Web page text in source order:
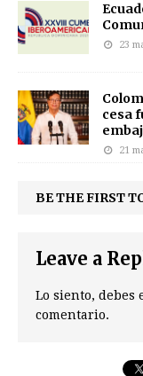
23
cesa
21
BE THE FIRST
Leave a
Lo siento, debes
comentario.